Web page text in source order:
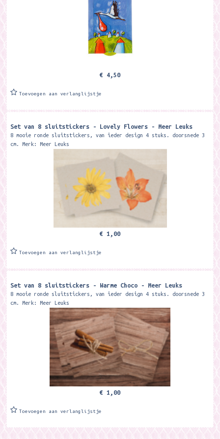
€ 4,50
Toevoegen aan verlanglijstje
Set van 8 sluitstickers - Lovely Flowers - Meer Leuks
8 mooie ronde sluitstickers, van ieder design 4 stuks. doorsnede 3
cm. Merk: Meer Leuks
€ 1,00
Toevoegen aan verlanglijstje
Set van 8 sluitstickers - Warme Choco - Meer Leuks
8 mooie ronde sluitstickers, van ieder design 4 stuks. doorsnede 3
cm. Merk: Meer Leuks
€ 1,00
Toevoegen aan verlanglijstje